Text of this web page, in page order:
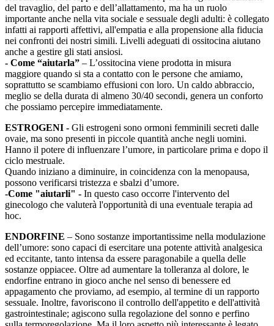
del travaglio, del parto e dell’allattamento, ma ha un ruolo
importante anche nella vita sociale e sessuale degli adulti: è collegato
infatti ai rapporti affettivi, all'empatia e alla propensione alla fiducia
nei confronti dei nostri simili. Livelli adeguati di ossitocina aiutano
anche a gestire gli stati ansiosi.
- Come “aiutarla” – L’ossitocina viene prodotta in misura
maggiore quando si sta a contatto con le persone che amiamo,
soprattutto se scambiamo effusioni con loro. Un caldo abbraccio,
meglio se della durata di almeno 30/40 secondi, genera un conforto
che possiamo percepire immediatamente.
ESTROGENI - Gli estrogeni sono ormoni femminili secreti dalle
ovaie, ma sono presenti in piccole quantità anche negli uomini.
Hanno il potere di influenzare l’umore, in particolare prima e dopo il
ciclo mestruale.
Quando iniziano a diminuire, in coincidenza con la menopausa,
possono verificarsi tristezza e sbalzi d’umore.
-Come "aiutarli" - In questo caso occorre l'intervento del
ginecologo che valuterà l'opportunità di una eventuale terapia ad
hoc.
ENDORFINE – Sono sostanze importantissime nella modulazione
dell’umore: sono capaci di esercitare una potente attività analgesica
ed eccitante, tanto intensa da essere paragonabile a quella delle
sostanze oppiacee. Oltre ad aumentare la tolleranza al dolore, le
endorfine entrano in gioco anche nel senso di benessere ed
appagamento che proviamo, ad esempio, al termine di un rapporto
sessuale. Inoltre, favoriscono il controllo dell'appetito e dell'attività
gastrointestinale; agiscono sulla regolazione del sonno e perfino